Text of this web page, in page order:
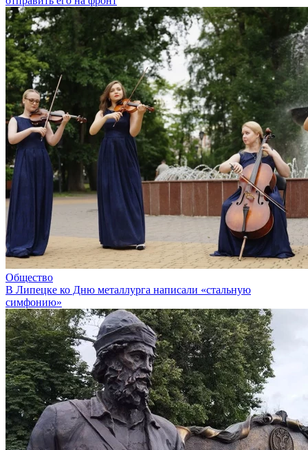
Общество
В Липецке ко Дню металлурга написали «стальную
симфонию»